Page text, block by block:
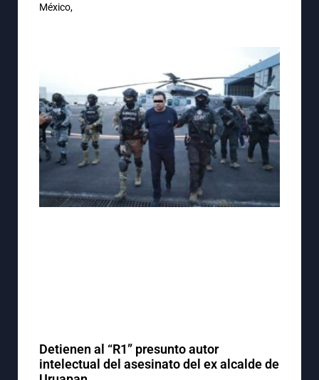
México,
Detienen al “R1” presunto autor
intelectual del asesinato del ex alcalde de